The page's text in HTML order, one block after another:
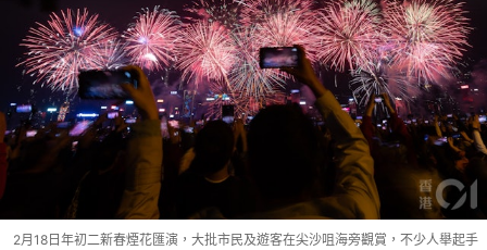
2月18日年初二新春煙花匯演，大批市民及遊客在尖沙咀海旁觀賞，不少人舉起手